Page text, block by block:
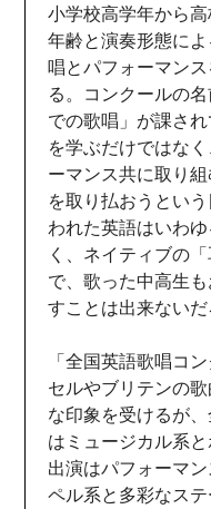
小学校高学年から
年齢と演奏形態に
唱とパフォーマン
る。コンクールの
での歌唱」が課さ
を学ぶだけではな
ーマンス共に取り
を取り払おうとい
われた英語はいわ
く、ネイティブの
で、歌った中高生
すことは出来ないだ
「全国英語歌唱コ
セルやブリテンの
な印象を受けるが
はミュージカル系
出演はパフォーマ
ペル系と多彩なステ